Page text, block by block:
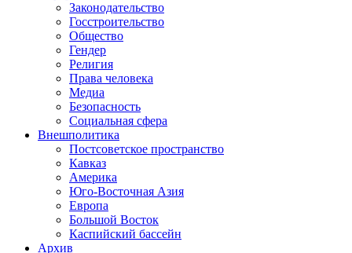
Законодательство
Госстроительство
Общество
Гендер
Религия
Права человека
Медиа
Безопасность
Социальная сфера
Внешполитика
Постсоветское пространство
Кавказ
Америка
Юго-Восточная Азия
Европа
Большой Восток
Каспийский бассейн
Архив